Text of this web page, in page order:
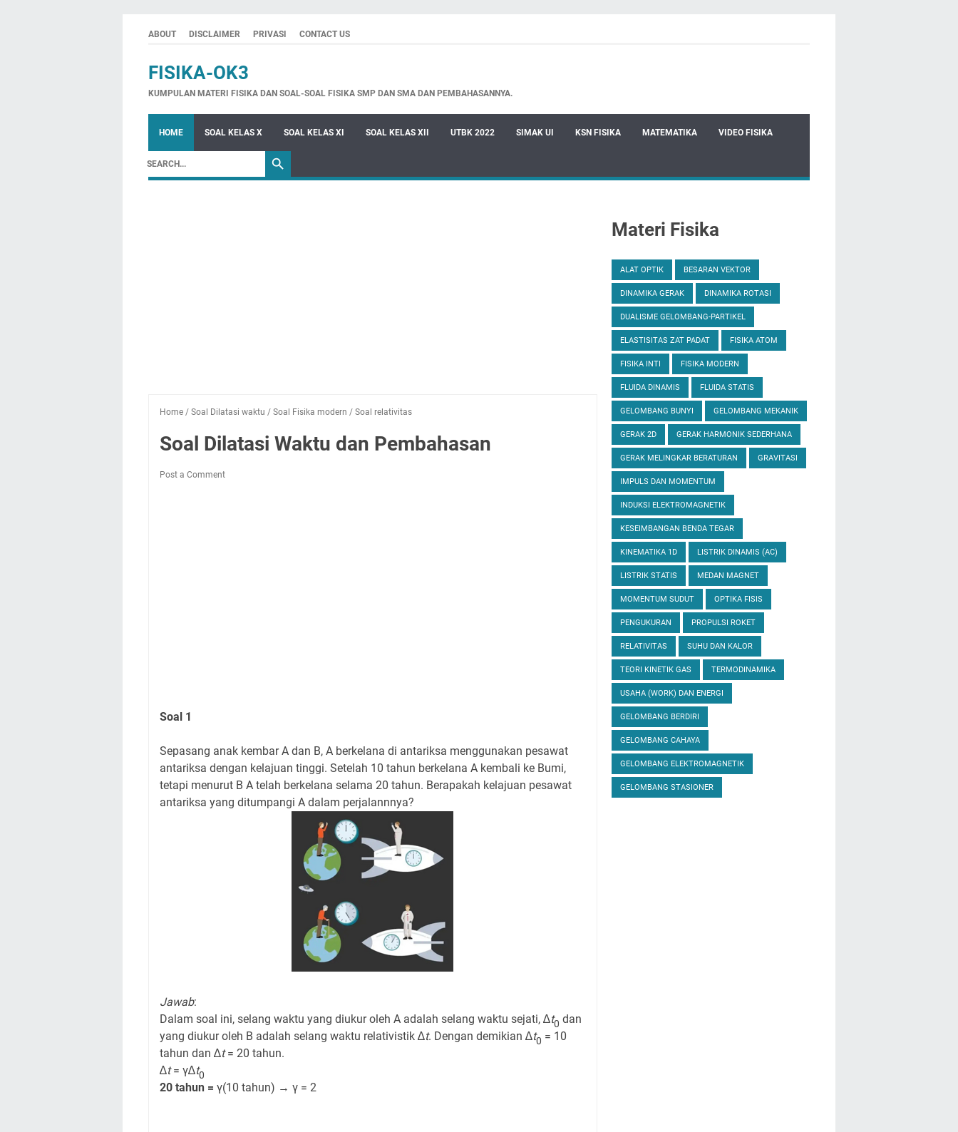
ABOUT DISCLAIMER PRIVASI CONTACT US
FISIKA-OK3
KUMPULAN MATERI FISIKA DAN SOAL-SOAL FISIKA SMP DAN SMA DAN PEMBAHASANNYA.
HOME SOAL KELAS X SOAL KELAS XI SOAL KELAS XII UTBK 2022 SIMAK UI KSN FISIKA MATEMATIKA VIDEO FISIKA
Home / Soal Dilatasi waktu / Soal Fisika modern / Soal relativitas
Soal Dilatasi Waktu dan Pembahasan
Post a Comment
Soal 1
Sepasang anak kembar A dan B, A berkelana di antariksa menggunakan pesawat
antariksa dengan kelajuan tinggi. Setelah 10 tahun berkelana A kembali ke Bumi,
tetapi menurut B A telah berkelana selama 20 tahun. Berapakah kelajuan pesawat
antariksa yang ditumpangi A dalam perjalannnya?
Jawab:
Dalam soal ini, selang waktu yang diukur oleh A adalah selang waktu sejati, ∆t0 dan
yang diukur oleh B adalah selang waktu relativistik ∆t. Dengan demikian ∆t0 = 10
tahun dan ∆t= 20 tahun.
∆t= γ∆t0
20 tahun = γ(10 tahun) → γ = 2
Materi Fisika
ALAT OPTIK BESARAN VEKTOR
DINAMIKA GERAK DINAMIKA ROTASI
DUALISME GELOMBANG-PARTIKEL
ELASTISITAS ZAT PADAT FISIKA ATOM
FISIKA INTI FISIKA MODERN
FLUIDA DINAMIS FLUIDA STATIS
GELOMBANG BUNYI GELOMBANG MEKANIK
GERAK 2D GERAK HARMONIK SEDERHANA
GERAK MELINGKAR BERATURAN GRAVITASI
IMPULS DAN MOMENTUM
INDUKSI ELEKTROMAGNETIK
KESEIMBANGAN BENDA TEGAR
KINEMATIKA 1D LISTRIK DINAMIS (AC)
LISTRIK STATIS MEDAN MAGNET
MOMENTUM SUDUT OPTIKA FISIS
PENGUKURAN PROPULSI ROKET
RELATIVITAS SUHU DAN KALOR
TEORI KINETIK GAS TERMODINAMIKA
USAHA (WORK) DAN ENERGI
GELOMBANG BERDIRI
GELOMBANG CAHAYA
GELOMBANG ELEKTROMAGNETIK
GELOMBANG STASIONER